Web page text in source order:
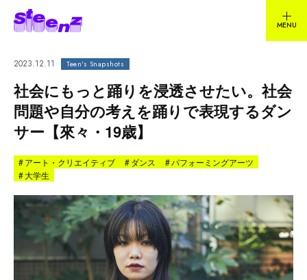
2023.12.11 Teen's Snapshots
社会にもっと踊りを浸透させたい。社会
問題や自分の考えを踊りで表現するダン
サー【來々・19歳】
#アート・クリエイティブ #ダンス #パフォーミングアーツ
#大学生